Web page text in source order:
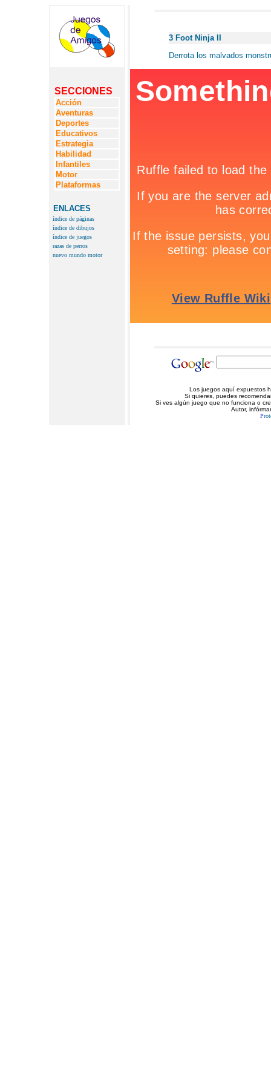
SECCIONES
Acción
Aventuras
Deportes
Educativos
Estrategia
Habilidad
Infantiles
Motor
Plataformas
ENLACES
índice de páginas
índice de dibujos
índice de juegos
razas de perros
nuevo mundo motor
3 Foot Ninja II
Derrota los malvados
Los juegos aquí expuestos
Si quieres, puedes
Si ves algún juego que no funciona o
Autor,
P